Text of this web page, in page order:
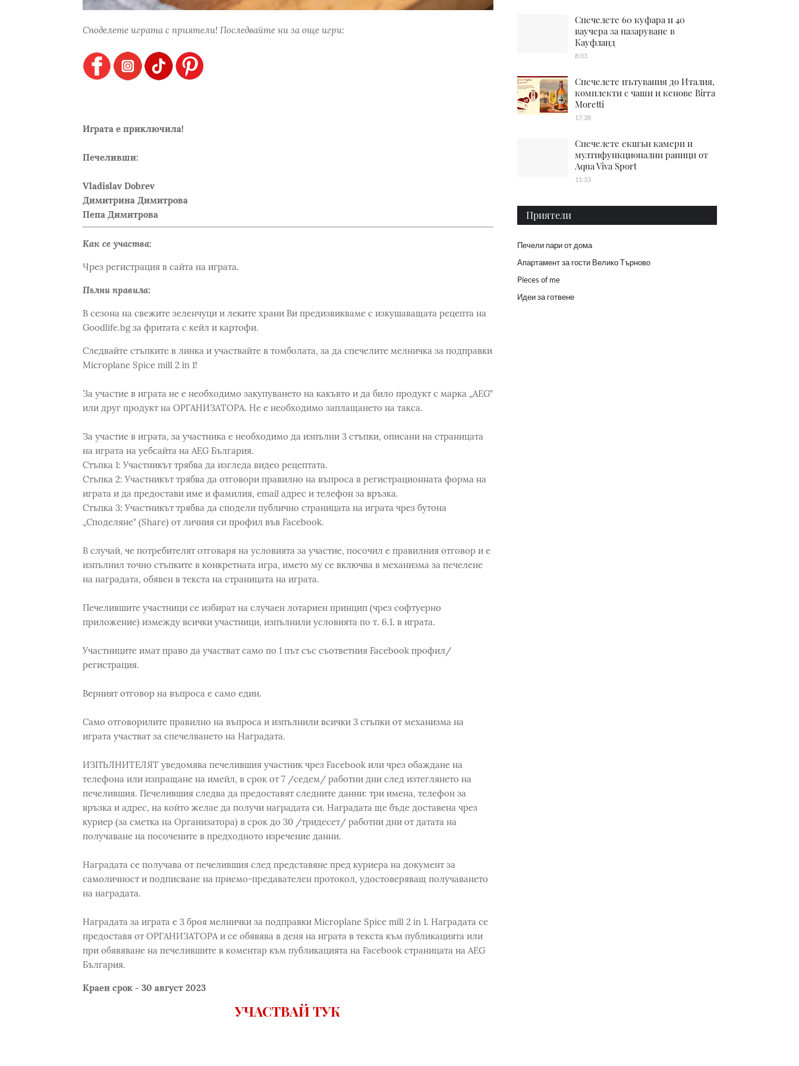
Споделете играта с приятели! Последвайте ни за още игри:
Играта е приключила!
Печеливши:
Vladislav Dobrev
Димитрина Димитрова
Пепа Димитрова
Как се участва:
Чрез регистрация в сайта на играта.
Пълни правила:
В сезона на свежите зеленчуци и леките храни Ви предизвикваме с изкушаващата рецепта на
Goodlife.bg за фритата с кейл и картофи.
Следвайте стъпките в линка и участвайте в томболата, за да спечелите мелничкa за подправки
Microplane Spice mill 2 in 1!
За участие в играта не е необходимо закупуването на какъвто и да било продукт с марка „AEG‟
или друг продукт на ОРГАНИЗАТОРА. Не е необходимо заплащането на такса.
За участие в играта, за участника е необходимо да изпълни 3 стъпки, описани на страницата
на играта на уебсайта на AEG България.
Стъпка 1: Участникът трябва да изгледа видео рецептата.
Стъпка 2: Участникът трябва да отговори правилно на въпроса в регистрационната форма на
играта и да предостави име и фамилия, email адрес и телефон за връзка.
Стъпка 3: Участникът трябва да сподели публично страницата на играта чрез бутона
„Споделяне" (Share) от личния си профил във Facebook.
В случай, че потребителят отговаря на условията за участие, посочил е правилния отговор и е
изпълнил точно стъпките в конкретната игра, името му се включва в механизма за печелене
на наградата, обявен в текста на страницата на играта.
Печелившите участници се избират на случаен лотариен принцип (чрез софтуерно
приложение) измежду всички участници, изпълнили условията по т. 6.1. в играта.
Участниците имат право да участват само по 1 път със съответния Facebook профил/
регистрация.
Верният отговор на въпроса е само един.
Само отговорилите правилно на въпроса и изпълнили всички 3 стъпки от механизма на
играта участват за спечелването на Наградата.
ИЗПЪЛНИТЕЛЯТ уведомява печелившия участник чрез Facebook или чрез обаждане на
телефона или изпращане на имейл, в срок от 7 /седем/ работни дни след изтеглянето на
печелившия. Печелившия следва да предоставят следните данни: три имена, телефон за
връзка и адрес, на който желае да получи наградата си. Наградата ще бъде доставена чрез
куриер (за сметка на Организатора) в срок до 30 /тридесет/ работни дни от датата на
получаване на посочените в предходното изречение данни.
Наградата се получава от печелившия след представяне пред куриера на документ за
самоличност и подписване на приемо-предавателен протокол, удостоверяващ получаването
на наградата.
Наградата за играта е 3 броя мелнички за подправки Microplane Spice mill 2 in 1. Наградата се
предоставя от ОРГАНИЗАТОРА и се обявява в деня на играта в текста към публикацията или
при обявяване на печелившите в коментар към публикацията на Facebook страницата на AEG
България.
Краен срок - 30 август 2023
УЧАСТВАЙ ТУК
Спечелете 60 куфара и 40
ваучера за пазаруване в
Кауфланд
8:03
Спечелете пътувания до Италия,
комплекти с чаши и кенове Birra
Moretti
17:38
Спечелете екшън камери и
мултифункционални раници от
Aqua Viva Sport
11:33
Приятели
Печели пари от дома
Апартамент за гости Велико Търново
Pieces of me
Идеи за готвене